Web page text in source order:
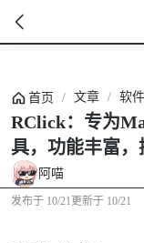
首页 / 文章 / 软
RClick：专为
具，功能丰富，
阿喵
发布于 10/21 更新于 10/21